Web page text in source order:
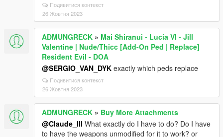
Подивитися контекст
26 Жовтня 2023
ADMUNGRECK » Mai Shiranui - Lucia VI - Jill
Valentine | Nude/Thicc [Add-On Ped | Replace]
Resident Evil - DOA
@SERGIO_VAN_DYK exactly which peds replace
Подивитися контекст
26 Жовтня 2023
ADMUNGRECK » Buy More Attachments
@Claude_III What exactly do I have to do? Do I have
to have the weapons unmodified for it to work? or